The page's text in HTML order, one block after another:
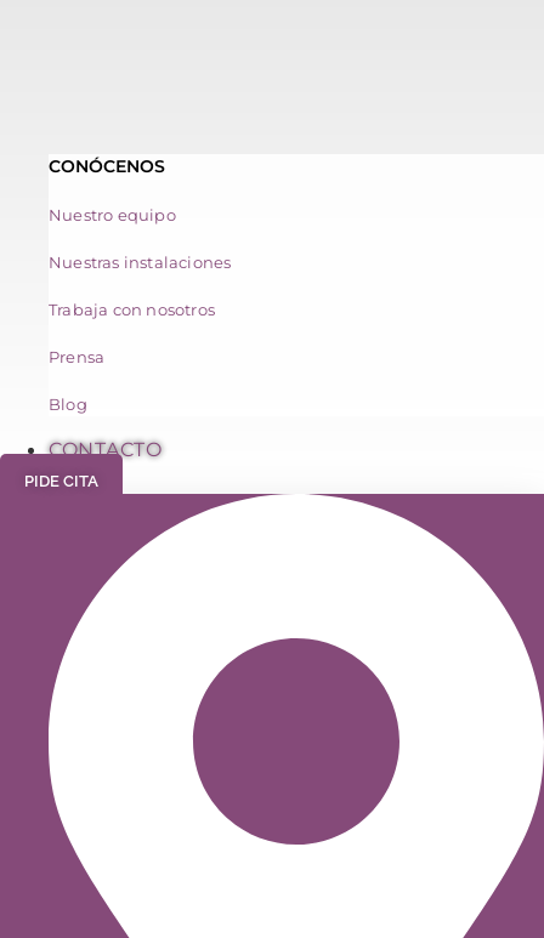
CONÓCENOS
Nuestro equipo
Nuestras instalaciones
Trabaja con nosotros
Prensa
Blog
CONTACTO
PIDE CITA